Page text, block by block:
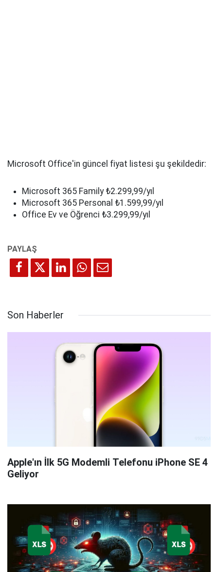
Microsoft Office'in güncel fiyat listesi şu şekildedir:
Microsoft 365 Family ₺2.299,99/yıl
Microsoft 365 Personal ₺1.599,99/yıl
Office Ev ve Öğrenci ₺3.299,99/yıl
Son Haberler
Apple'ın İlk 5G Modemli Telefonu iPhone SE 4
Geliyor